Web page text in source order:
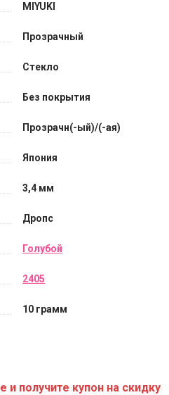
MIYUKI
Прозрачный
Стекло
Без покрытия
Прозрачн(-ый)/(-ая)
Япония
3,4 мм
Дропс
Голубой
2405
10 грамм
получите купон на скидку